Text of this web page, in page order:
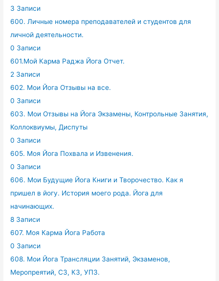
3 Записи
600. Личные номера преподавателей и студентов для
личной деятельности.
0 Записи
601.Мой Карма Раджа Йога Отчет.
2 Записи
602. Мои Йога Отзывы на все.
0 Записи
603. Мои Отзывы на Йога Экзамены, Контрольные Занятия,
Коллоквиумы, Диспуты
0 Записи
605. Моя Йога Похвала и Извенения.
0 Записи
606. Мои Будущие Йога Книги и Творочество. Как я
пришел в йогу. История моего рода. Йога для
начинающих.
8 Записи
607. Моя Карма Йога Работа
0 Записи
608. Мои Йога Трансляции Занятий, Экзаменов,
Меропреятий, СЗ, КЗ, УПЗ.